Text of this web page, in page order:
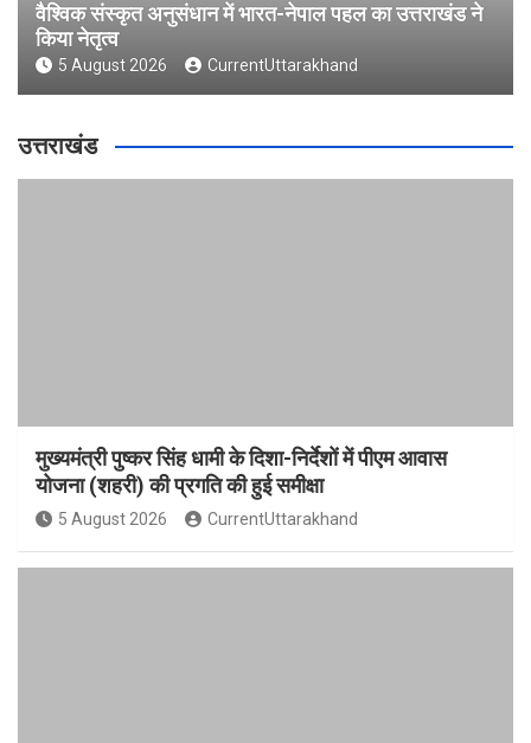
वैश्विक संस्कृत अनुसंधान में भारत-नेपाल पहल का उत्तराखंड ने
किया नेतृत्व
5 August 2026 CurrentUttarakhand
उत्तराखंड
मुख्यमंत्री पुष्कर सिंह धामी के दिशा-निर्देशों में पीएम आवास
योजना (शहरी) की प्रगति की हुई समीक्षा
5 August 2026 CurrentUttarakhand